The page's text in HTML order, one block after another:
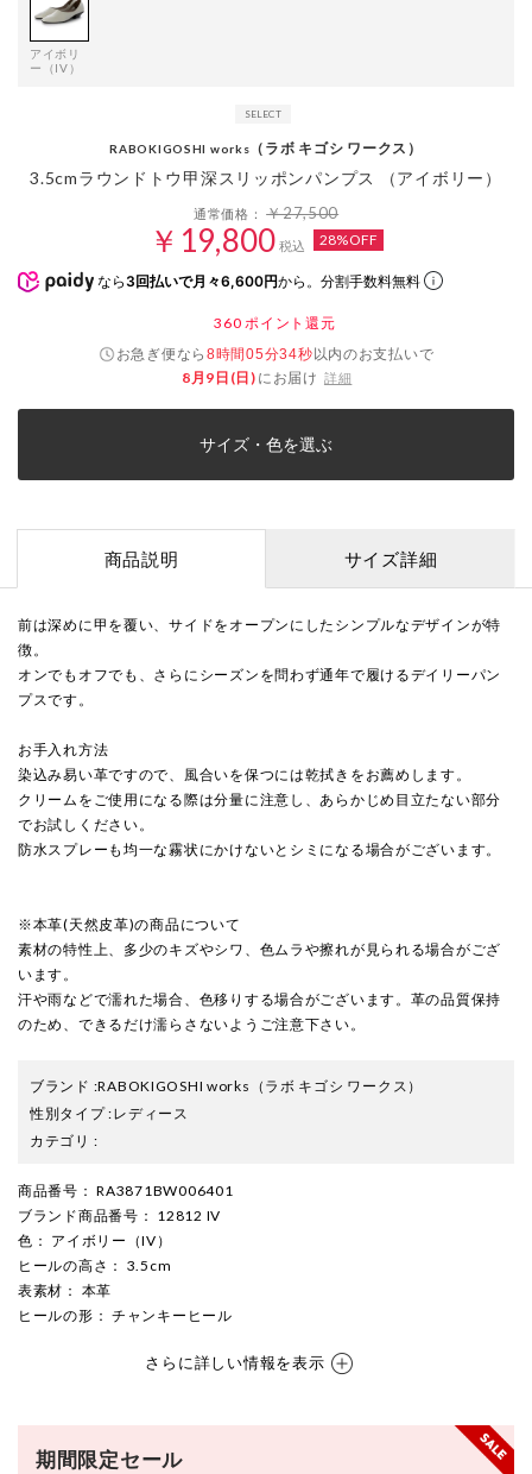
アイボリ
ー（IV）
RABOKIGOSHI works （ラボ キゴシ ワークス）
3.5cmラウンドトウ甲深スリッポンパンプス （アイボリー）
通常価格：￥27,500
￥19,800 税込 28%OFF
なら 3回払いで月々6,600円から。分割手数料無料
360 ポイント還元
お急ぎ便なら8時間05分33秒以内のお支払いで
8月9日(日) にお届け 詳細
サイズ・色を選ぶ
商品説明 サイズ詳細
前は深めに甲を覆い、サイドをオープンにしたシンプルなデザインが特
徴。
オンでもオフでも、さらにシーズンを問わず通年で履けるデイリーパン
プスです。
お手入れ方法
染込み易い革ですので、風合いを保つには乾拭きをお薦めします。
クリームをご使用になる際は分量に注意し、あらかじめ目立たない部分
でお試しください。
防水スプレーも均一な霧状にかけないとシミになる場合がございます。
※本革(天然皮革)の商品について
素材の特性上、多少のキズやシワ、色ムラや擦れが見られる場合がござ
います。
汗や雨などで濡れた場合、色移りする場合がございます。革の品質保持
のため、できるだけ濡らさないようご注意下さい。
ブランド :RABOKIGOSHI works （ラボ キゴシ ワークス）
性別タイプ:レディース
カテゴリ :
商品番号 ： RA3871BW006401
ブランド商品番号 ： 12812 IV
色 ： アイボリー（IV）
ヒールの高さ ： 3.5cm
表素材 ： 本革
ヒールの形 ： チャンキーヒール
さらに詳しい情報を表示
期間限定セール